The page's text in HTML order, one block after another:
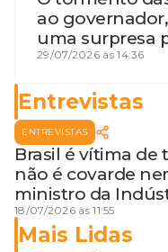
ao
uma surpresa
terceira guerra
29/07/2026 às 14:36
Entrevistas
ENTREVISTAS
Brasil é vítima de
não é covarde
ministro da
18/07/2026 às 11:55
Mais Lidas